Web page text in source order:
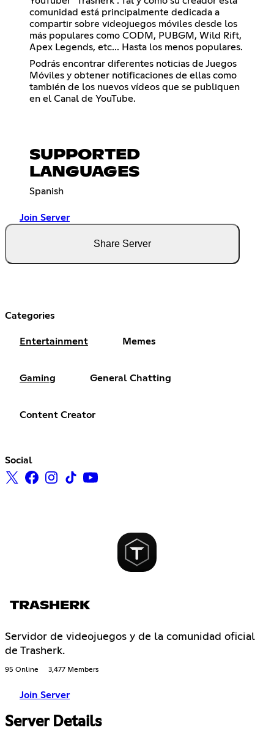
comunidad está principalmente dedicada a
compartir sobre videojuegos móviles desde los
más populares como CODM, PUBGM, Wild Rift,
Apex Legends, etc... Hasta los menos populares.
Podrás encontrar diferentes noticias de Juegos
Móviles y obtener notificaciones de ellas como
también de los nuevos vídeos que se publiquen
en el Canal de YouTube.
SUPPORTED
LANGUAGES
Spanish
Join Server
Share Server
Categories
Entertainment Memes
Gaming General Chatting
Content Creator
Social
TRASHERK
Servidor de videojuegos y de la comunidad oficial
de Trasherk.
95 Online 3,477 Members
Join Server
Server Details